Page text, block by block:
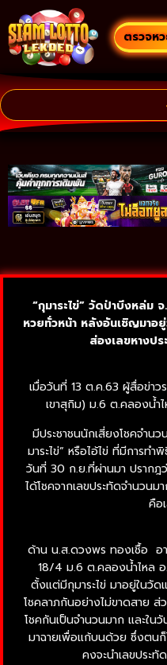
ตรวจห
“กุมาระไข่” วัดป่าบึงหล่ม
หวยทั่วหน้า หลังอันเชิญมาอ
ส่องเลขหางป
เมื่อวันที่ 13 ต.ค.63 ผู้สื่อข่าว
เขาสุกิม) ม.6 ต.คลองน้ำ
มีประชาชนนักเสี่ยงโชคจำน
มาระไข่” หรือไอ้ไข่ ที่มีการ
วันที่ 30 ก.ย.ที่ผ่านมา ปรากฎ
ได้โชคจากเลขประทัดจำนวน
คือ
ด้าน น.ส.ดวงพร ทองเชื้อ
18/4 ม.6 ต.คลองน้ำไหล อ
ตั้งแต่มีกุมาระไข่ มาอยู่ในวั
โชคลาภกันอย่างไม่ขาดสาย
โชคกันเป็นจำนวนมาก และใ
มาฉายเพื่อแก้บนด้วย ซึ่งตน
คงจะนำเลขประทั